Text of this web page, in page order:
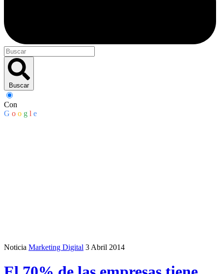
Buscar
Con
G o o g l e
Noticia Marketing Digital 3 Abril 2014